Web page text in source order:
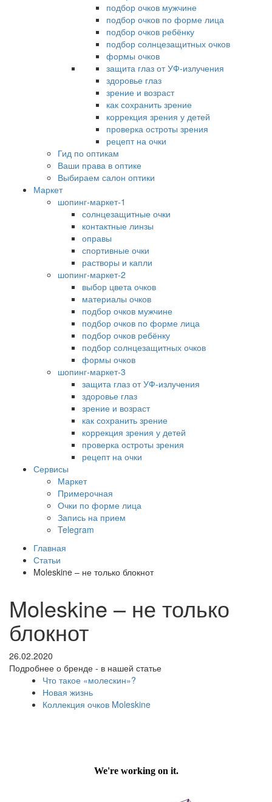
подбор очков мужчине
подбор очков по форме лица
подбор очков ребёнку
подбор солнцезащитных очков
формы очков
защита глаз от УФ-излучения
здоровье глаз
зрение и возраст
как сохранить зрение
коррекция зрения у детей
проверка остроты зрения
рецепт на очки
Гид по оптикам
Ваши права в оптике
Выбираем салон оптики
Маркет
шопинг-маркет-1
солнцезащитные очки
контактные линзы
оправы
спортивные очки
растворы и капли
шопинг-маркет-2
выбор цвета очков
материалы очков
подбор очков мужчине
подбор очков по форме лица
подбор очков ребёнку
подбор солнцезащитных очков
формы очков
шопинг-маркет-3
защита глаз от УФ-излучения
здоровье глаз
зрение и возраст
как сохранить зрение
коррекция зрения у детей
проверка остроты зрения
рецепт на очки
Сервисы
Маркет
Примерочная
Очки по форме лица
Запись на прием
Telegram
Главная
Статьи
Moleskine – не только блокнот
Moleskine – не только
блокнот
26.02.2020
Подробнее о бренде - в нашей статье
Что такое «молескин»?
Новая жизнь
Коллекция очков Moleskine